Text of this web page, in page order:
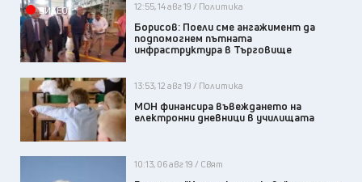
ВИДЕО 12:55, 14 авг 19 / Политика
Борисов: Поели сме ангажимент да
подпомогнем пътната
инфраструктура в Търговище
13:53, 12 авг 19 / Политика
МОН финансира въвеждането на
електронни дневници в училищата
10:13, 06 авг 19 / Свят